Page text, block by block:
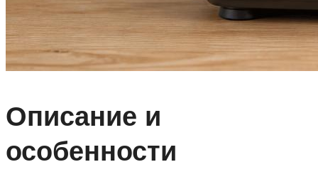
Описание и
особенности